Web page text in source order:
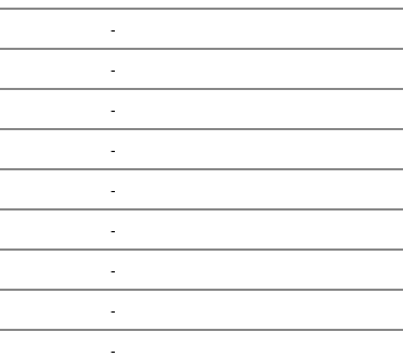
-
-
-
-
-
-
-
-
-